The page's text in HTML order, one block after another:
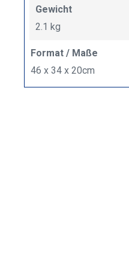
Gewicht
2.1 kg
Format / Maße
46 x 34 x 20cm